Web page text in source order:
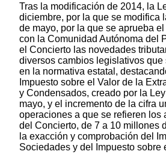
Tras la modificación de 2014, la
diciembre, por la que se modifica
de mayo, por la que se aprueba
con la Comunidad Autónoma del
el Concierto las novedades
diversos cambios legislativos
en la normativa estatal,
Impuesto sobre el Valor de la
y Condensados, creado por la
mayo, y el incremento de la cifra
operaciones a que se refieren los
del Concierto, de 7 a 10 millones
la exacción y comprobación del
Sociedades y del Impuesto sobre